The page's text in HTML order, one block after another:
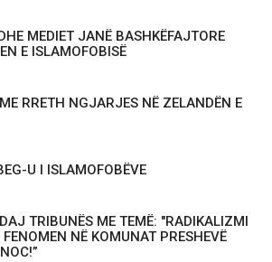
MEDIET JANË BASHKËFAJTORE
E ISLAMOFOBISË
RRETH NGJARJES NË ZELANDËN E
U I ISLAMOFOBËVE
TRIBUNËS ME TEMË: "RADIKALIZMI
FENOMEN NË KOMUNAT PRESHEVË